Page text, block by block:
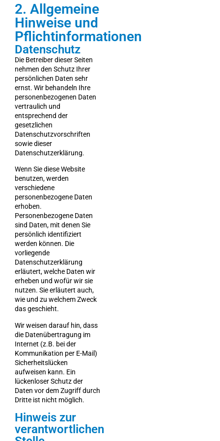
2. Allgemeine
Hinweise und
Pflichtinformationen
Datenschutz
Die Betreiber dieser Seiten
nehmen den Schutz Ihrer
persönlichen Daten sehr
ernst. Wir behandeln Ihre
personenbezogenen Daten
vertraulich und
entsprechend der
gesetzlichen
Datenschutzvorschriften
sowie dieser
Datenschutzerklärung.
Wenn Sie diese Website
benutzen, werden
verschiedene
personenbezogene Daten
erhoben.
Personenbezogene Daten
sind Daten, mit denen Sie
persönlich identifiziert
werden können. Die
vorliegende
Datenschutzerklärung
erläutert, welche Daten wir
erheben und wofür wir sie
nutzen. Sie erläutert auch,
wie und zu welchem Zweck
das geschieht.
Wir weisen darauf hin, dass
die Datenübertragung im
Internet (z.B. bei der
Kommunikation per E-Mail)
Sicherheitslücken
aufweisen kann. Ein
lückenloser Schutz der
Daten vor dem Zugriff durch
Dritte ist nicht möglich.
Hinweis zur
verantwortlichen